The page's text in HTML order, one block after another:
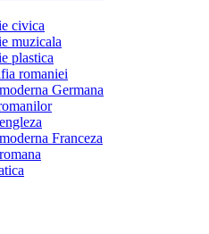
civica
muzicala
plastica
romaniei
Germana
Franceza